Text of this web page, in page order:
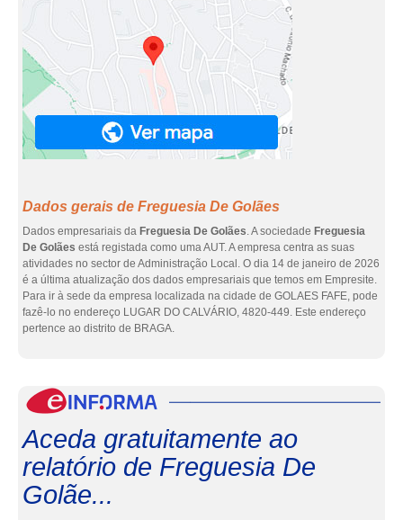
Dados gerais de Freguesia De Golães
Dados empresariais da Freguesia De Golães. A sociedade Freguesia
De Golães está registada como uma AUT. A empresa centra as suas
atividades no sector de Administração Local. O dia 14 de janeiro de 2026
é a última atualização dos dados empresariais que temos em Empresite.
Para ir à sede da empresa localizada na cidade de GOLAES FAFE, pode
fazê-lo no endereço LUGAR DO CALVÁRIO, 4820-449. Este endereço
pertence ao distrito de BRAGA.
Aceda gratuitamente ao
relatório de Freguesia De
Golãe...